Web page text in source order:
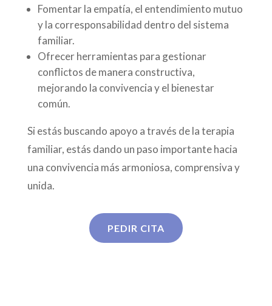
Fomentar la empatía, el entendimiento mutuo
y la corresponsabilidad dentro del sistema
familiar.
Ofrecer herramientas para gestionar
conflictos de manera constructiva,
mejorando la convivencia y el bienestar
común.
Si estás buscando apoyo a través de la terapia
familiar, estás dando un paso importante hacia
una convivencia más armoniosa, comprensiva y
unida.
PEDIR CITA